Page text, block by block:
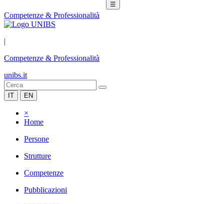
☰
Competenze & Professionalità
|
Competenze & Professionalità
unibs.it
IT EN
×
Home
Persone
Strutture
Competenze
Pubblicazioni